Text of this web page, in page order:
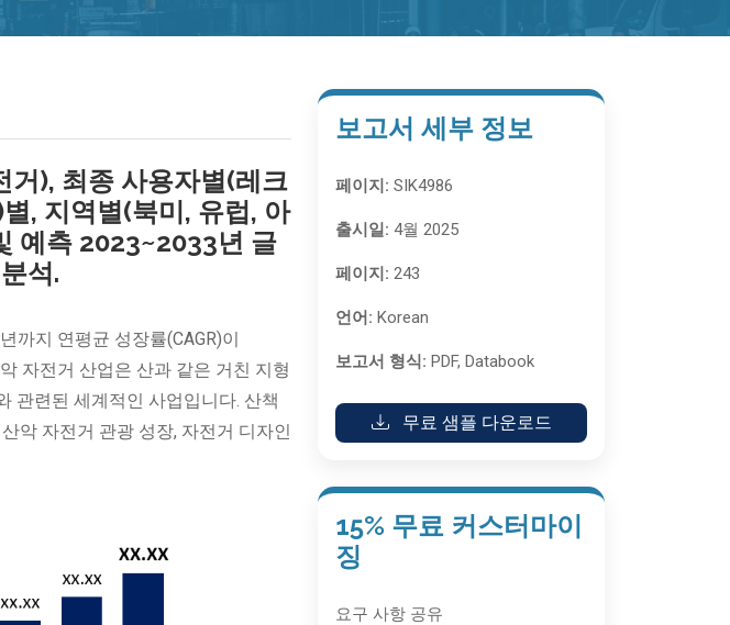
거), 최종 사용자별(레크
, 지역별(북미, 유럽, 아
예측 2023~2033년 글
석.
까지 연평균 성장률(CAGR)이
자전거 산업은 산과 같은 거친 지형
관련된 세계적인 사업입니다. 산책
악 자전거 관광 성장, 자전거 디자인
보고서 세부 정보
페이지: SIK4986
출시일: 4월 2025
페이지: 243
언어: Korean
보고서 형식: PDF, Databook
무료 샘플 다운로드
15% 무료 커스터마이
징
요구 사항 공유